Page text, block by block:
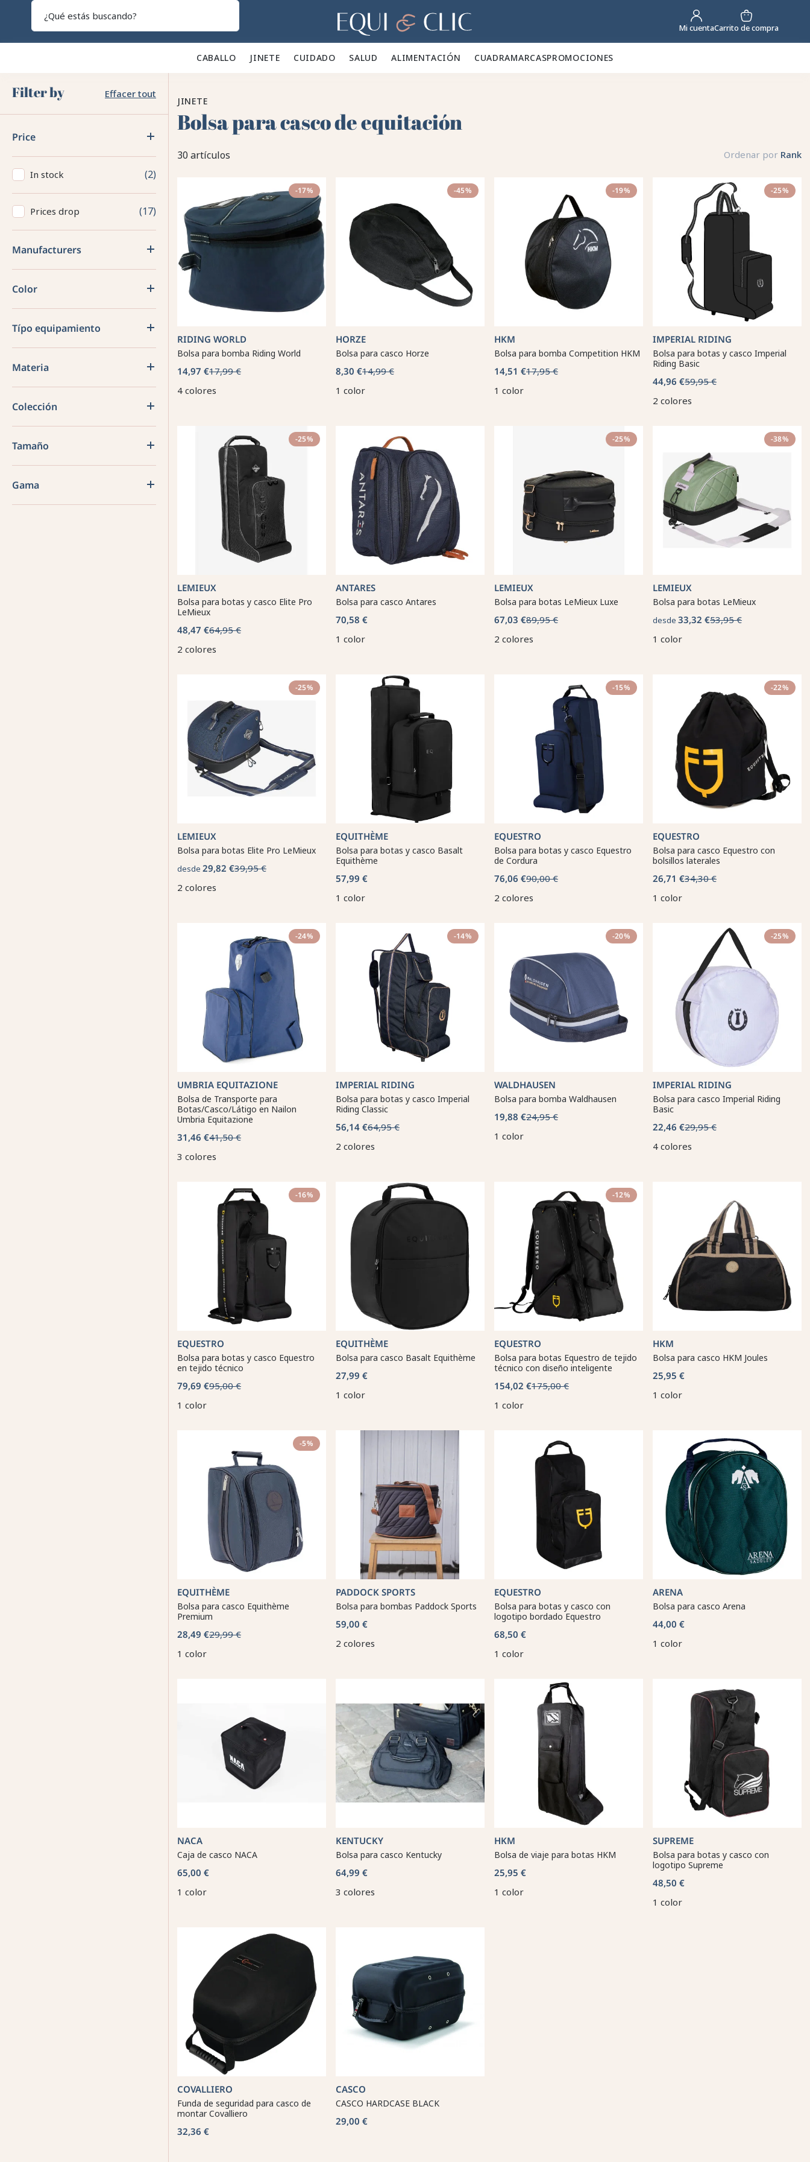
Hogar Mi cuentaCarrito de compra
CABALLO 🐎 JINETE 👕 CUIDADO 🪮 SALUD ✨ALIMENTACIÓN 🥕 CUADRAMARCASPROMOCIONES
Filter by Effacer tout
Price
In stock 2
Prices drop 17
Manufacturers
Color
Típo equipamiento
Materia
Colección
Tamaño
Gama
JINETE
Bolsa para casco de equitación
30 artículos Ordenar por Rank
-17%
RIDING WORLD
Bolsa para bomba Riding World
14,97 €17,99 €
4 colores
-45%
HORZE
Bolsa para casco Horze
8,30 €14,99 €
1 color
-19%
HKM
Bolsa para bomba Competition HKM
14,51 €17,95 €
1 color
-25%
IMPERIAL RIDING
Bolsa para botas y casco Imperial
Riding Basic
44,96 €59,95 €
2 colores
-25%
LEMIEUX
Bolsa para botas y casco Elite Pro
LeMieux
48,47 €64,95 €
2 colores
ANTARES
Bolsa para casco Antares
70,58 €
1 color
-25%
LEMIEUX
Bolsa para botas LeMieux Luxe
67,03 €89,95 €
2 colores
-38%
LEMIEUX
Bolsa para botas LeMieux
desde 33,32 €53,95 €
1 color
-25%
LEMIEUX
Bolsa para botas Elite Pro LeMieux
desde 29,82 €39,95 €
2 colores
EQUITHÈME
Bolsa para botas y casco Basalt
Equithème
57,99 €
1 color
-15%
EQUESTRO
Bolsa para botas y casco Equestro
de Cordura
76,06 €90,00 €
2 colores
-22%
EQUESTRO
Bolsa para casco Equestro con
bolsillos laterales
26,71 €34,30 €
1 color
-24%
UMBRIA EQUITAZIONE
Bolsa de Transporte para
Botas/Casco/Látigo en Nailon
Umbria Equitazione
31,46 €41,50 €
3 colores
-14%
IMPERIAL RIDING
Bolsa para botas y casco Imperial
Riding Classic
56,14 €64,95 €
2 colores
-20%
WALDHAUSEN
Bolsa para bomba Waldhausen
19,88 €24,95 €
1 color
-25%
IMPERIAL RIDING
Bolsa para casco Imperial Riding
Basic
22,46 €29,95 €
4 colores
-16%
EQUESTRO
Bolsa para botas y casco Equestro
en tejido técnico
79,69 €95,00 €
1 color
EQUITHÈME
Bolsa para casco Basalt Equithème
27,99 €
1 color
-12%
EQUESTRO
Bolsa para botas Equestro de tejido
técnico con diseño inteligente
154,02 €175,00 €
1 color
HKM
Bolsa para casco HKM Joules
25,95 €
1 color
-5%
EQUITHÈME
Bolsa para casco Equithème
Premium
28,49 €29,99 €
1 color
PADDOCK SPORTS
Bolsa para bombas Paddock Sports
59,00 €
2 colores
EQUESTRO
Bolsa para botas y casco con
logotipo bordado Equestro
68,50 €
1 color
ARENA
Bolsa para casco Arena
44,00 €
1 color
NACA
Caja de casco NACA
65,00 €
1 color
KENTUCKY
Bolsa para casco Kentucky
64,99 €
3 colores
HKM
Bolsa de viaje para botas HKM
25,95 €
1 color
SUPREME
Bolsa para botas y casco con
logotipo Supreme
48,50 €
1 color
COVALLIERO
Funda de seguridad para casco de
montar Covalliero
32,36 €
CASCO
CASCO HARDCASE BLACK
29,00 €